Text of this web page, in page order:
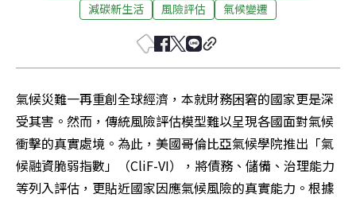
減碳新生活
風險評估 氣候變遷
氣候災難一再重創全球經濟，本就財務困窘的國家更是深
受其害。然而，傳統風險評估模型難以呈現各國面對氣候
衝擊的真實處境。為此，美國哥倫比亞氣候學院推出「氣
候融資脆弱指數」（CliF-VI），將債務、儲備、治理能力
等列入評估，更貼近國家因應氣候風險的真實能力。根據